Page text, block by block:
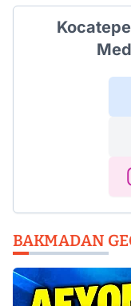
BAKMADAN